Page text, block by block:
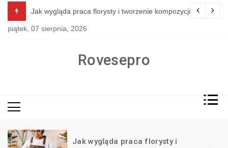
content
kwiatowych od podstaw?
Jak przeprowadzić remont kuchni tanim kosztem?
piątek, 07 sierpnia, 2026
Rovesepro
i